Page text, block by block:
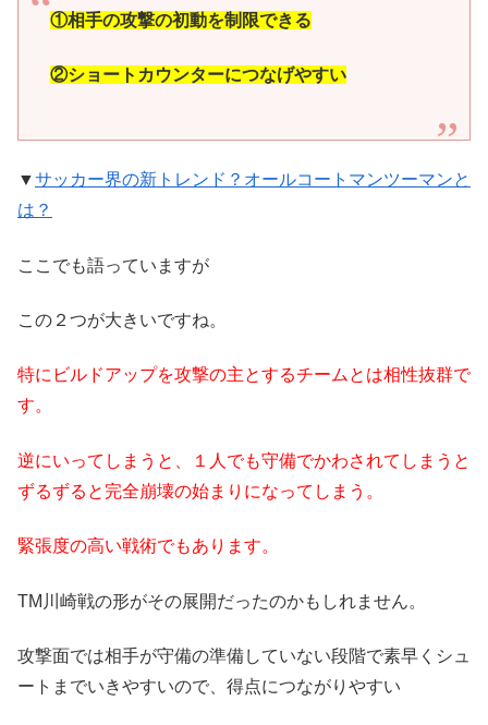
①相手の攻撃の初動を制限できる
②ショートカウンターにつなげやすい
▼サッカー界の新トレンド？オールコートマンツーマンと
は？
ここでも語っていますが
この２つが大きいですね。
特にビルドアップを攻撃の主とするチームとは相性抜群で
す。
逆にいってしまうと、１人でも守備でかわされてしまうと
ずるずると完全崩壊の始まりになってしまう。
緊張度の高い戦術でもあります。
TM川崎戦の形がその展開だったのかもしれません。
攻撃面では相手が守備の準備していない段階で素早くシュ
ートまでいきやすいので、得点につながりやすい